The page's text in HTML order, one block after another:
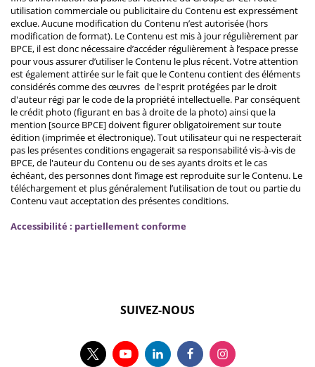
utilisation commerciale ou publicitaire du Contenu est expressément
exclue. Aucune modification du Contenu n’est autorisée (hors
modification de format). Le Contenu est mis à jour régulièrement par
BPCE, il est donc nécessaire d’accéder régulièrement à l’espace presse
pour vous assurer d’utiliser le Contenu le plus récent. Votre attention
est également attirée sur le fait que le Contenu contient des éléments
considérés comme des œuvres de l'esprit protégées par le droit
d'auteur régi par le code de la propriété intellectuelle. Par conséquent
le crédit photo (figurant en bas à droite de la photo) ainsi que la
mention [source BPCE] doivent figurer obligatoirement sur toute
édition (imprimée et électronique). Tout utilisateur qui ne respecterait
pas les présentes conditions engagerait sa responsabilité vis-à-vis de
BPCE, de l'auteur du Contenu ou de ses ayants droits et le cas
échéant, des personnes dont l’image est reproduite sur le Contenu. Le
téléchargement et plus généralement l’utilisation de tout ou partie du
Contenu vaut acceptation des présentes conditions.
Accessibilité : partiellement conforme
SUIVEZ-NOUS